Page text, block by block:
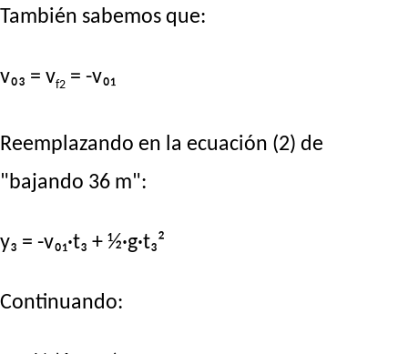
También sabemos que:
v₀₃ = vf2 = -v₀₁
Reemplazando en la ecuación (2) de
"bajando 36 m":
y₃ = -v₀₁·t₃ + ½·g·t₃²
Continuando: